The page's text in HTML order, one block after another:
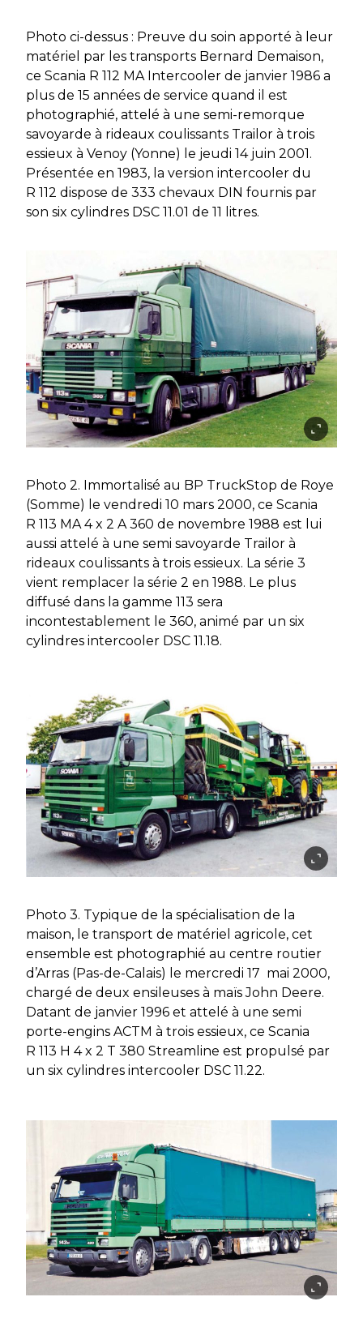
Photo ci-dessus : Preuve du soin apporté à leur
matériel par les transports Bernard Demaison,
ce Scania R 112 MA Intercooler de janvier 1986 a
plus de 15 années de service quand il est
photographié, attelé à une semi-remorque
savoyarde à rideaux coulissants Trailor à trois
essieux à Venoy (Yonne) le jeudi 14 juin 2001.
Présentée en 1983, la version intercooler du
R 112 dispose de 333 chevaux DIN fournis par
son six cylindres DSC 11.01 de 11 litres.
Photo 2. Immortalisé au BP TruckStop de Roye
(Somme) le vendredi 10 mars 2000, ce Scania
R 113 MA 4 x 2 A 360 de novembre 1988 est lui
aussi attelé à une semi savoyarde Trailor à
rideaux coulissants à trois essieux. La série 3
vient remplacer la série 2 en 1988. Le plus
diffusé dans la gamme 113 sera
incontestablement le 360, animé par un six
cylindres intercooler DSC 11.18.
Photo 3. Typique de la spécialisation de la
maison, le transport de matériel agricole, cet
ensemble est photographié au centre routier
d’Arras (Pas-de-Calais) le mercredi 17 mai 2000,
chargé de deux ensileuses à maïs John Deere.
Datant de janvier 1996 et attelé à une semi
porte-engins ACTM à trois essieux, ce Scania
R 113 H 4 x 2 T 380 Streamline est propulsé par
un six cylindres intercooler DSC 11.22.